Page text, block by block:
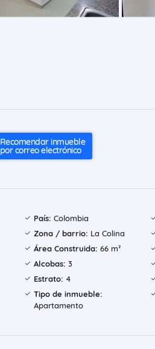
Recomendar inmueble
por correo electrónico
País: Colombia
Zona / barrio: La Colina
Área Construida: 66 m²
Alcobas: 3
Estrato: 4
Tipo de inmueble:
Apartamento